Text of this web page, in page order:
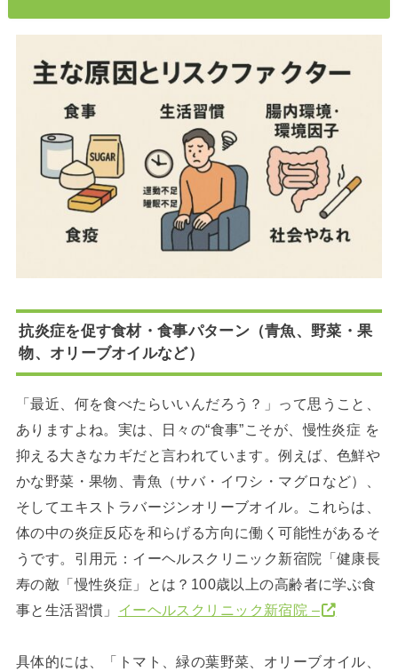
抗炎症を促す食材・食事パターン（青魚、野菜・果
物、オリーブオイルなど）
「最近、何を食べたらいいんだろう？」って思うこと、
ありますよね。実は、日々の“食事”こそが、慢性炎症 を
抑える大きなカギだと言われています。例えば、色鮮や
かな野菜・果物、青魚（サバ・イワシ・マグロなど）、
そしてエキストラバージンオリーブオイル。これらは、
体の中の炎症反応を和らげる方向に働く可能性があるそ
うです。引用元：イーヘルスクリニック新宿院「健康長
寿の敵「慢性炎症」とは？100歳以上の高齢者に学ぶ食
事と生活習慣」 イーヘルスクリニック新宿院 –
具体的には、「トマト、緑の葉野菜、オリーブオイル、